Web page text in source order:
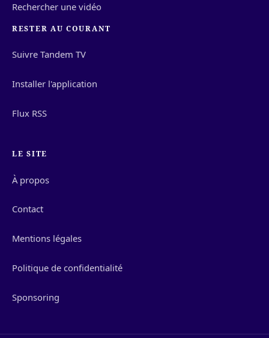
Rechercher une vidéo
RESTER AU COURANT
Suivre Tandem TV
Installer l'application
Flux RSS
LE SITE
À propos
Contact
Mentions légales
Politique de confidentialité
Sponsoring